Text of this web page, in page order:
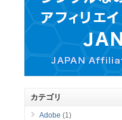
カテゴリ
Adobe (1)